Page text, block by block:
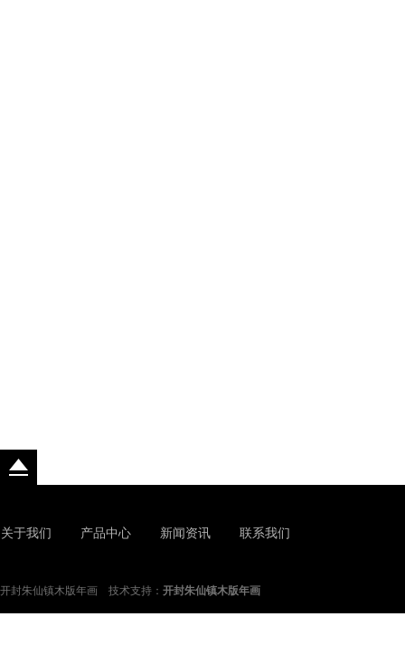
关于我们 产品中心 新闻资讯 联系我们
开封朱仙镇木版年画 技术支持： 开封朱仙镇木版年画